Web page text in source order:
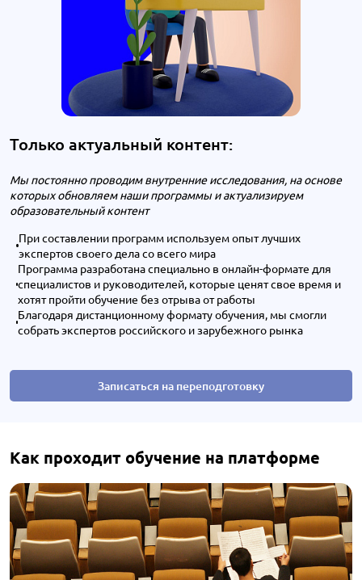
Только актуальный контент:
Мы постоянно проводим внутренние исследования, на основе
которых обновляем наши программы и актуализируем
образовательный контент
При составлении программ используем опыт лучших
экспертов своего дела со всего мира
Программа разработана специально в онлайн-формате для
специалистов и руководителей, которые ценят свое время и
хотят пройти обучение без отрыва от работы
Благодаря дистанционному формату обучения, мы смогли
собрать экспертов российского и зарубежного рынка
Записаться на переподготовку
Как проходит обучение на платформе